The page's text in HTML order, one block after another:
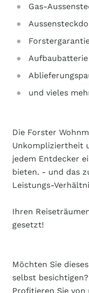
Gas-
Aufbaubatterie
und vieles
Die Forster
Unkompliziertheit
jedem Entdecker
bieten. - und das
Leistungs-
Ihren
gesetzt!
Möchten Sie
selbst besichtigen?
Profitieren Sie